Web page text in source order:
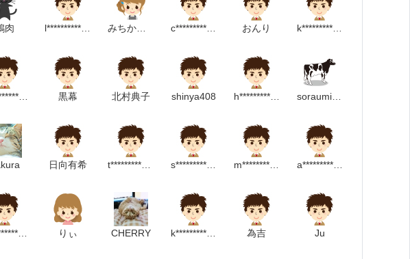
肉 c********************m おんり k******************m
n***********************m 黒幕 北村典子 shinya408 h*************************m soraumiushi
日向有希 s*******************m m********************m a****************m
k*****************m りぃ CHERRY k**************************p 為吉 Ju